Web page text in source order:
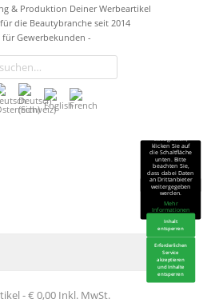
klicken Sie auf
die Schaltfläche
unten. Bitte
beachten Sie,
dass dabei Daten
an Drittanbieter
weitergegeben
werden.
Mehr
Informationen
Inhalt
entsperren
Erforderlichen
Service
akzeptieren
und Inhalte
entsperren
& Produktion Deiner Werbeartikel
die Beautybranche seit 2014
für Gewerbekunden -
-€ 0,00 Inkl. MwSt.